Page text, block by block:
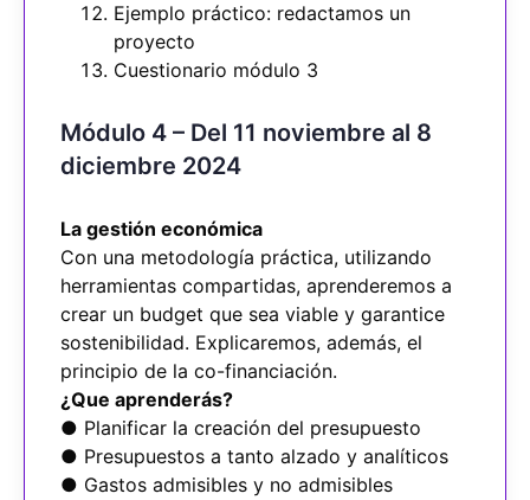
Ejemplo práctico: redactamos un
proyecto
Cuestionario módulo 3
Módulo 4 – Del 11 noviembre al 8
diciembre 2024
La gestión económica
Con una metodología práctica, utilizando
herramientas compartidas, aprenderemos a
crear un budget que sea viable y garantice
sostenibilidad. Explicaremos, además, el
principio de la co-financiación.
¿Que aprenderás?
● Planificar la creación del presupuesto
● Presupuestos a tanto alzado y analíticos
● Gastos admisibles y no admisibles